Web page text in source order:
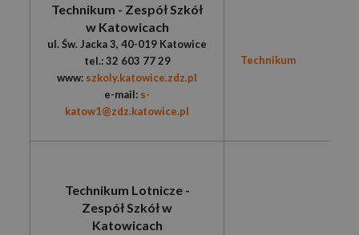
Technikum - Zespół Szkół
w Katowicach
ul. Św. Jacka 3, 40-019 Katowice
tel.: 32 603 77 29
www: szkoly.katowice.zdz.pl
e-mail: s-
katow1@zdz.katowice.pl
Technikum
Technikum Lotnicze -
Zespół Szkół w
Katowicach